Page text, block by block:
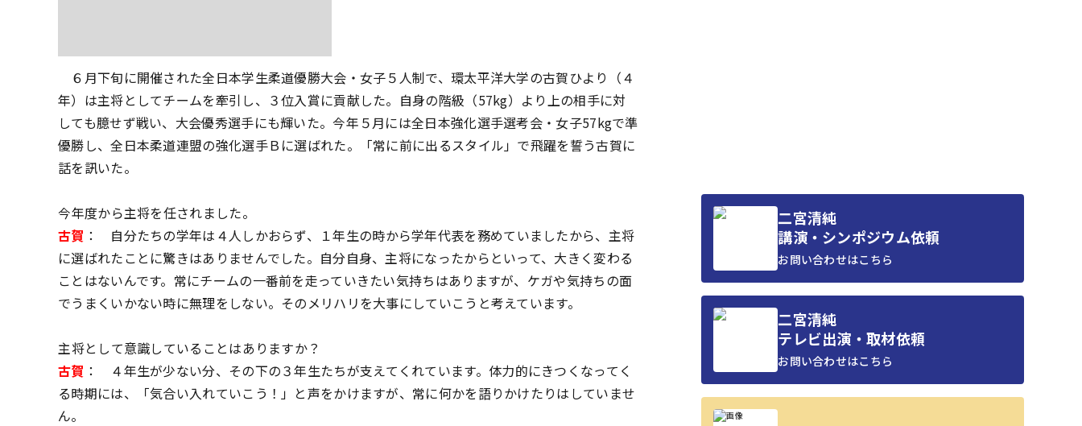
６月下旬に開催された全日本学生柔道優勝大会・女子５人制で、環太平洋大学の古賀ひより（４
年）は主将としてチームを牽引し、３位入賞に貢献した。自身の階級（57kg）より上の相手に対
しても臆せず戦い、大会優秀選手にも輝いた。今年５月には全日本強化選手選考会・女子57kgで準
優勝し、全日本柔道連盟の強化選手Ｂに選ばれた。「常に前に出るスタイル」で飛躍を誓う古賀に
話を訊いた。
――今年度から主将を任されました。
古賀 ： 自分たちの学年は４人しかおらず、１年生の時から学年代表を務めていましたから、主将
に選ばれたことに驚きはありませんでした。自分自身、主将になったからといって、大きく変わる
ことはないんです。常にチームの一番前を走っていきたい気持ちはありますが、ケガや気持ちの面
でうまくいかない時に無理をしない。そのメリハリを大事にしていこうと考えています。
――主将として意識していることはありますか？
古賀 ： ４年生が少ない分、その下の３年生たちが支えてくれています。体力的にきつくなってく
る時期には、「気合い入れていこう！」と声をかけますが、常に何かを語りかけたりはしていませ
ん。
二宮清純
講演・シンポジウム依頼
お問い合わせはこちら
二宮清純
テレビ出演・取材依頼
お問い合わせはこちら